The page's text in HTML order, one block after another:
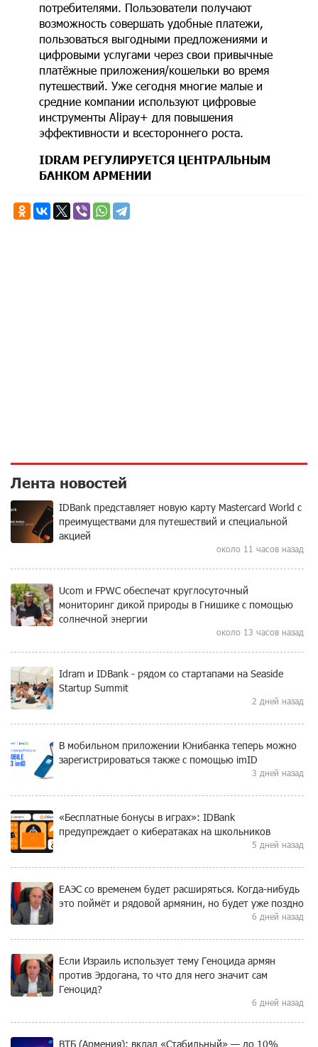
потребителями. Пользователи получают
возможность совершать удобные платежи,
пользоваться выгодными предложениями и
цифровыми услугами через свои привычные
платёжные приложения/кошельки во время
путешествий. Уже сегодня многие малые и
средние компании используют цифровые
инструменты Alipay+ для повышения
эффективности и всестороннего роста.
IDRAM РЕГУЛИРУЕТСЯ ЦЕНТРАЛЬНЫМ
БАНКОМ АРМЕНИИ
Лента новостей
IDBank представляет новую карту Mastercard World с
преимуществами для путешествий и специальной
акцией
около 11 часов назад
Ucom и FPWC обеспечат круглосуточный
мониторинг дикой природы в Гнишике с помощью
солнечной энергии
около 13 часов назад
Idram и IDBank - рядом со стартапами на Seaside
Startup Summit
2 дней назад
В мобильном приложении Юнибанка теперь можно
зарегистрироваться также с помощью imID
3 дней назад
«Бесплатные бонусы в играх»: IDBank
предупреждает о кибератаках на школьников
5 дней назад
ЕАЭС со временем будет расширяться. Когда-нибудь
это поймёт и рядовой армянин, но будет уже поздно
6 дней назад
Если Израиль использует тему Геноцида армян
против Эрдогана, то что для него значит сам
Геноцид?
6 дней назад
ВТБ (Армения): вклад «Стабильный» — до 10%